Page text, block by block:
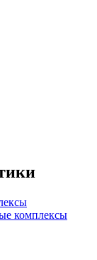
комплексы